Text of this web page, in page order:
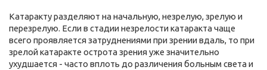
Катаракту разделяют на начальную, незрелую, зрелую и
перезрелую. Если в стадии незрелости катаракта чаще
всего проявляется затруднениями при зрении вдаль, то при
зрелой катаракте острота зрения уже значительно
ухудшается - часто вплоть до различения больным света и